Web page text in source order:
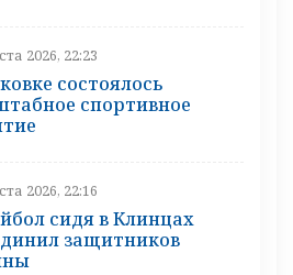
2026, 22:23
состоялось
спортивное
2026, 22:16
сидя в Клинцах
защитников